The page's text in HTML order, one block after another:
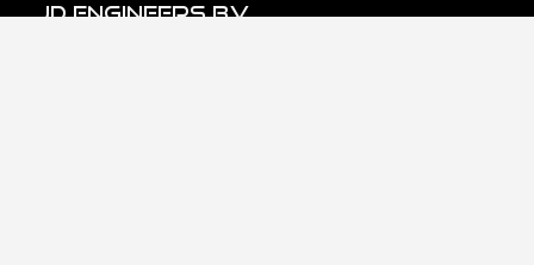
JD Engineers B.V.